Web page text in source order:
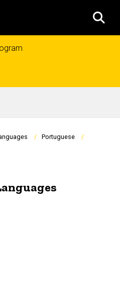
Portuguese